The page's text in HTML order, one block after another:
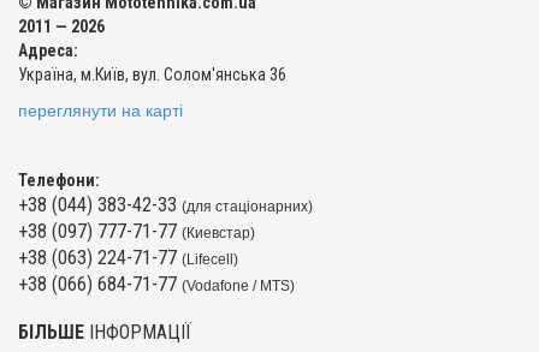
2011 — 2026
Адреса:
Україна, м.Київ, вул. Солом'янська 36
переглянути на карті
Телефони:
+38 (044) 383-42-33 (для стаціонарних)
+38 (097) 777-71-77 (Киевстар)
+38 (063) 224-71-77 (Lifecell)
+38 (066) 684-71-77 (Vodafone / MTS)
БІЛЬШЕ ІНФОРМАЦІЇ